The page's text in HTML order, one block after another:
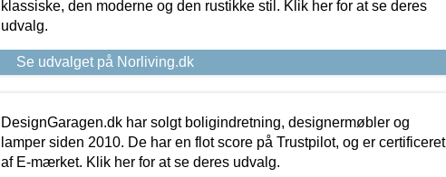
klassiske, den moderne og den rustikke stil. Klik her for at se deres
udvalg.
Se udvalget på Norliving.dk
DesignGaragen.dk har solgt boligindretning, designermøbler og
lamper siden 2010. De har en flot score på Trustpilot, og er certificeret
af E-mærket. Klik her for at se deres udvalg.